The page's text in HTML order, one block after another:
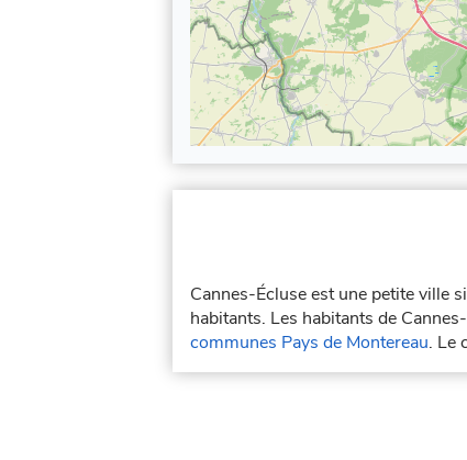
Cannes-Écluse est une petite ville
habitants. Les habitants de
communes Pays de Montereau. Le